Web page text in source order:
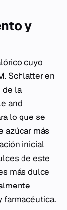
y
cuyo
Schlatter en
de la
and
lo que se
azúcar más
inicial
de este
más dulce
farmacéutica.